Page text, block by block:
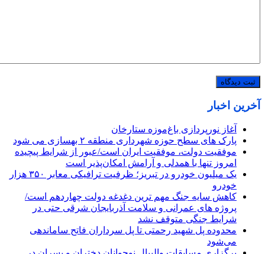
آخرین اخبار
آغاز نورپردازی باغ‌موزه ستارخان
پارک های سطح حوزه شهرداری منطقه ۲ بهسازی می شود
موفقیت دولت، موفقیت ایران است/عبور از شرایط پیچیده
امروز تنها با همدلی و آرامش امکان‌پذیر است
یک میلیون خودرو در تبریز؛ ظرفیت ترافیکی معابر ۳۵۰ هزار
خودرو
کاهش سایه جنگ مهم ‌ترین دغدغه دولت چهاردهم است/
پروژه ‌های عمرانی و سلامت آذربایجان شرقی حتی در
شرایط جنگی متوقف نشد
محدوده پل شهید رحمتی تا پل سرداران فاتح ساماندهی
می‌شود